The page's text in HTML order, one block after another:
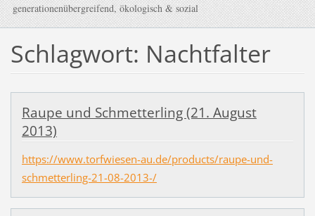
generationenübergreifend, ökologisch & sozial
Schlagwort: Nachtfalter
Raupe und Schmetterling (21. August
2013)
https://www.torfwiesen-au.de/products/raupe-und-
schmetterling-21-08-2013-/